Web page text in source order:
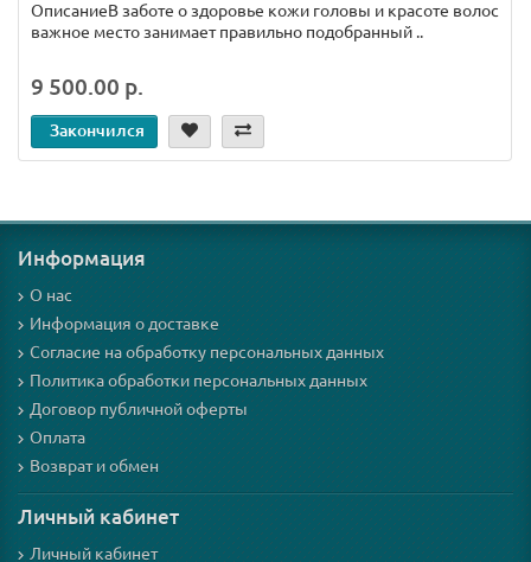
ОписаниеВ заботе о здоровье кожи головы и красоте волос
важное место занимает правильно подобранный ..
9 500.00 р.
Закончился
Информация
О нас
Информация о доставке
Согласие на обработку персональных данных
Политика обработки персональных данных
Договор публичной оферты
Оплата
Возврат и обмен
Личный кабинет
Личный кабинет